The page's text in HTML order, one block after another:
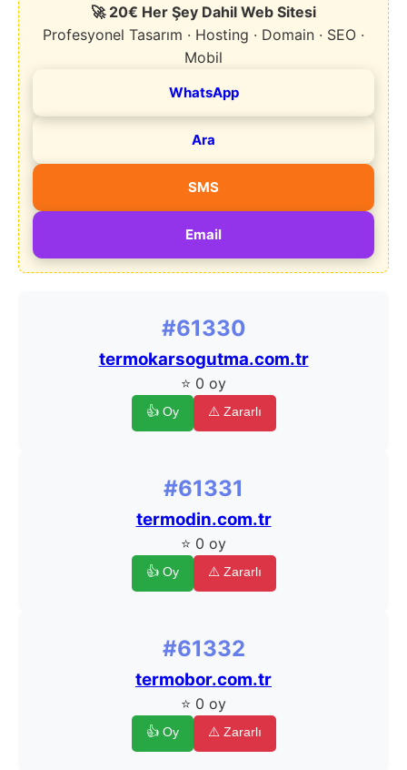
🚀 20€ Her Şey Dahil Web Sitesi
Profesyonel Tasarım · Hosting · Domain · SEO ·
Mobil
WhatsApp
Ara
SMS
Email
#61330
termokarsogutma.com.tr
⭐ 0 oy
👍 Oy ⚠️ Zararlı
#61331
termodin.com.tr
⭐ 0 oy
👍 Oy ⚠️ Zararlı
#61332
termobor.com.tr
⭐ 0 oy
👍 Oy ⚠️ Zararlı